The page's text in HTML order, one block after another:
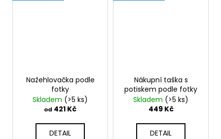
Nažehlovačka podle
fotky
Skladem (>5 ks)
od 421 Kč
DETAIL
Nákupní taška s
potiskem podle fotky
Skladem (>5 ks)
449 Kč
DETAIL